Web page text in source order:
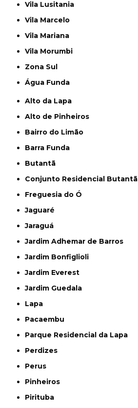
Vila Lusitania
Vila Marcelo
Vila Mariana
Vila Morumbi
Zona Sul
Água Funda
Alto da Lapa
Alto de Pinheiros
Bairro do Limão
Barra Funda
Butantã
Conjunto Residencial Butantã
Freguesia do Ó
Jaguaré
Jaraguá
Jardim Adhemar de Barros
Jardim Bonfiglioli
Jardim Everest
Jardim Guedala
Lapa
Pacaembu
Parque Residencial da Lapa
Perdizes
Perus
Pinheiros
Pirituba